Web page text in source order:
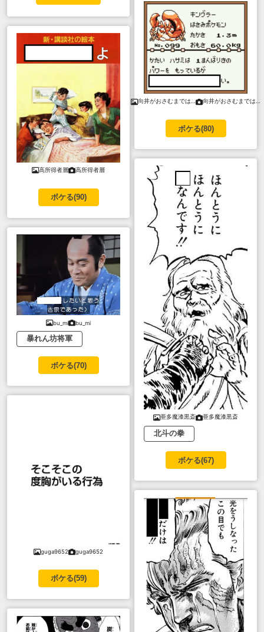
高所得者層 高所得者層
ボケる(90)
bu_mi bu_mi
暴れん坊将軍
ボケる(70)
guga9652 guga9652
ボケる(59)
向井がおさむまでは… 向井がおさむまでは…
ボケる(80)
亜多魔漆黒斎 亜多魔漆黒斎
北斗の拳
ボケる(67)